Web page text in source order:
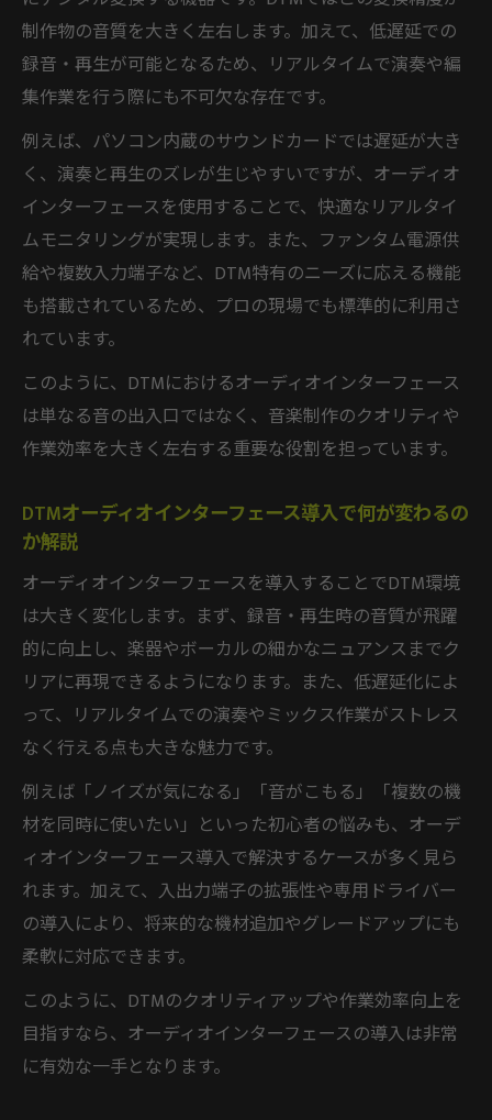
プロ使用も意識したDTMオーディオインタ
ーフェースの基礎知識
サウンドカードとの差を理解して後悔しない選
択を
DTM用オーディオインターフェースとサウ
ンドカードの違い
サウンドカードとDTMオーディオインター
フェースの比較ポイント
DTMで選ぶべきはサウンドカードかオーデ
ィオインターフェースか
ドカードの役割比較
DTM初心者が混同しやすいオーディオイン
ターフェースとサウンドカード
DTM機材選びで迷ったら押さえておくべきポイ
ント
DTM初心者必見のオーディオインターフェ
ース選びの基準
DTMを始めるなら知っておきたい機材導入
の優先順位
DTMオーディオインターフェース選びで失
敗しないコツ
コスパと音質両立を狙うDTMオーディオイ
ンターフェース選定術
DTM機材選びで後悔しないためのチェック
ポイント
コスパ重視派も納得のDTMオーディオインター
フェース活用術
DTMでコスパ最強のオーディオインターフ
ェース活用法
DTM初心者が実践できるオーディオインタ
制作物の音質を大きく左右します。加えて、低遅延での
録音・再生が可能となるため、リアルタイムで演奏や編
集作業を行う際にも不可欠な存在です。
例えば、パソコン内蔵のサウンドカードでは遅延が大き
く、演奏と再生のズレが生じやすいですが、オーディオ
インターフェースを使用することで、快適なリアルタイ
ムモニタリングが実現します。また、ファンタム電源供
給や複数入力端子など、DTM特有のニーズに応える機能
も搭載されているため、プロの現場でも標準的に利用さ
れています。
このように、DTMにおけるオーディオインターフェース
は単なる音の出入口ではなく、音楽制作のクオリティや
作業効率を大きく左右する重要な役割を担っています。
DTMオーディオインターフェース導入で何が変わるの
か解説
オーディオインターフェースを導入することでDTM環境
は大きく変化します。まず、録音・再生時の音質が飛躍
的に向上し、楽器やボーカルの細かなニュアンスまでク
リアに再現できるようになります。また、低遅延化によ
って、リアルタイムでの演奏やミックス作業がストレス
なく行える点も大きな魅力です。
例えば「ノイズが気になる」「音がこもる」「複数の機
材を同時に使いたい」といった初心者の悩みも、オーデ
ィオインターフェース導入で解決するケースが多く見ら
れます。加えて、入出力端子の拡張性や専用ドライバー
の導入により、将来的な機材追加やグレードアップにも
柔軟に対応できます。
このように、DTMのクオリティアップや作業効率向上を
目指すなら、オーディオインターフェースの導入は非常
に有効な一手となります。